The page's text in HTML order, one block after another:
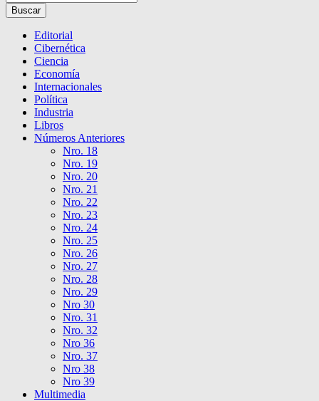
Buscar
Editorial
Cibernética
Ciencia
Economía
Internacionales
Política
Industria
Libros
Números Anteriores
Nro. 18
Nro. 19
Nro. 20
Nro. 21
Nro. 22
Nro. 23
Nro. 24
Nro. 25
Nro. 26
Nro. 27
Nro. 28
Nro. 29
Nro 30
Nro. 31
Nro. 32
Nro 36
Nro. 37
Nro 38
Nro 39
Multimedia